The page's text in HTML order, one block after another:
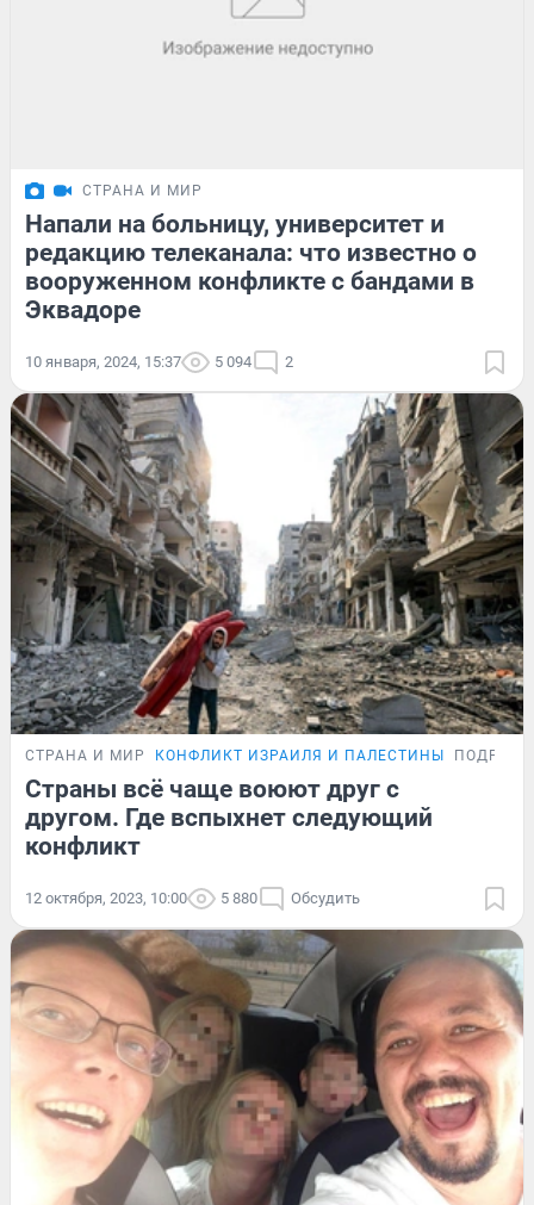
СТРАНА И МИР
Напали на больницу, университет и
редакцию телеканала: что известно о
вооруженном конфликте с бандами в
Эквадоре
10 января, 2024, 15:37 5 094 2
СТРАНА И МИР КОНФЛИКТ ИЗРАИЛЯ И ПАЛЕСТИНЫ
Страны всё чаще воюют друг с
другом. Где вспыхнет следующий
конфликт
12 октября, 2023, 10:00 5 880 Обсудить